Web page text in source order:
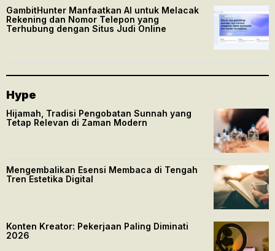
GambitHunter Manfaatkan AI untuk Melacak
Rekening dan Nomor Telepon yang
Terhubung dengan Situs Judi Online
Hype
Hijamah, Tradisi Pengobatan Sunnah yang
Tetap Relevan di Zaman Modern
Mengembalikan Esensi Membaca di Tengah
Tren Estetika Digital
Konten Kreator: Pekerjaan Paling Diminati
2026